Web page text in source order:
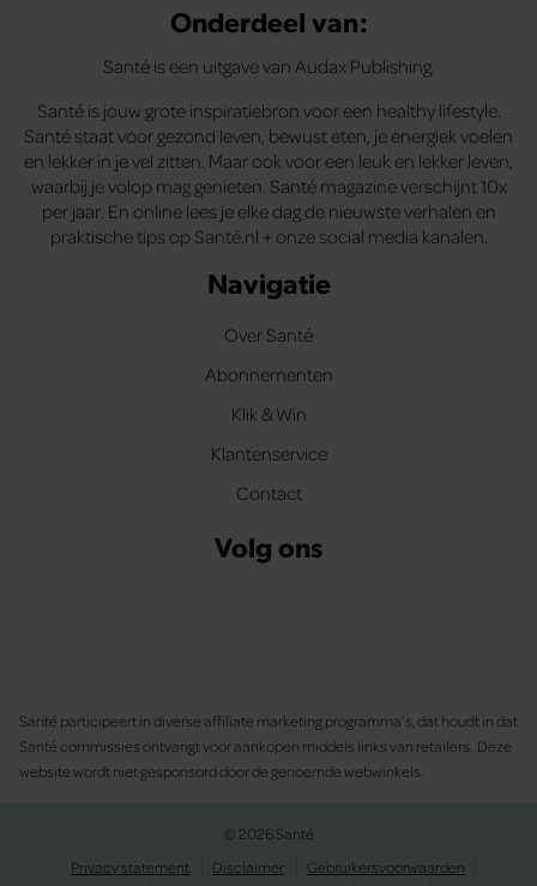
Onderdeel van:
Santé is een uitgave van Audax Publishing.
Santé is jouw grote inspiratiebron voor een healthy lifestyle.
Santé staat voor gezond leven, bewust eten, je energiek voelen
en lekker in je vel zitten. Maar ook voor een leuk en lekker leven,
waarbij je volop mag genieten. Santé magazine verschijnt 10x
per jaar. En online lees je elke dag de nieuwste verhalen en
praktische tips op Santé.nl + onze social media kanalen.
Navigatie
Over Santé
Abonnementen
Klik & Win
Klantenservice
Contact
Volg ons
Santé participeert in diverse affiliate marketing programma’s, dat houdt in dat
Santé commissies ontvangt voor aankopen middels links van retailers. Deze
website wordt niet gesponsord door de genoemde webwinkels.
© 2026 Santé
Privacy statement
Disclaimer
Gebruikersvoorwaarden